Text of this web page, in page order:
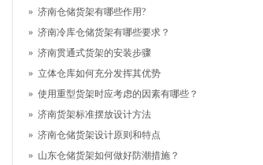
» 济南仓储货架有哪些作用?
» 济南冷库仓储货架有哪些要求？
» 济南贯通式货架的安装步骤
» 立体仓库如何充分发挥其优势
» 使用重型货架时应考虑的因素有哪些？
» 济南货架标准摆放设计方法
» 济南仓储货架设计原则和特点
» 山东仓储货架如何做好防潮措施？